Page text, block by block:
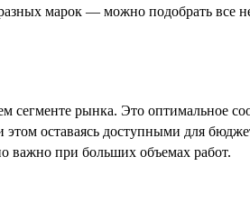
марок — можно подобрать все
сегменте рынка. Это оптимальное
оставаясь доступными для
важно при больших объемах работ.